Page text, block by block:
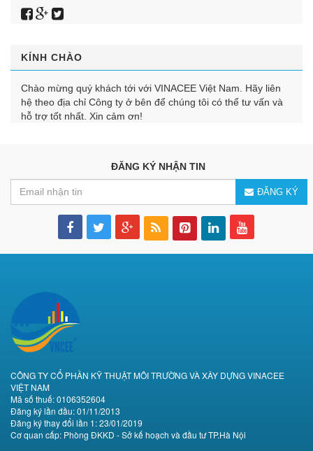
KÍNH CHÀO
Chào mừng quý khách tới với VINACEE Việt Nam. Hãy liên
hệ theo địa chỉ Công ty ở bên để chúng tôi có thể tư vấn và
hỗ trợ tốt nhất. Xin cảm ơn!
ĐĂNG KÝ NHẬN TIN
ĐĂNG KÝ
CÔNG TY CỔ PHẦN KỸ THUẬT MÔI TRƯỜNG VÀ XÂY DỰNG VINACEE
VIỆT NAM
Mã số thuế: 0106352604
Đăng ký lần đầu: 01/11/2013
Đăng ký thay đổi lần 1: 23/01/2019
Cơ quan cấp: Phòng ĐKKD - Sở kế hoạch và đầu tư TP.Hà Nội